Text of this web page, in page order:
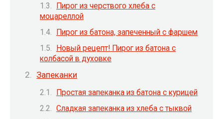
Пирог из черствого хлеба с
моцареллой
Пирог из батона, запеченный с фаршем
Новый рецепт! Пирог из батона с
колбасой в духовке
Запеканки
Простая запеканка из батона с курицей
Сладкая запеканка из хлеба с тыквой